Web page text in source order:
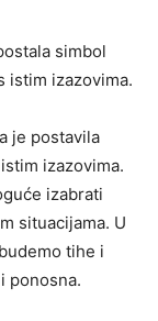
simbol
istim izazovima.
je postavila
izazovima.
izabrati
situacijama. U
tihe i
ponosna.